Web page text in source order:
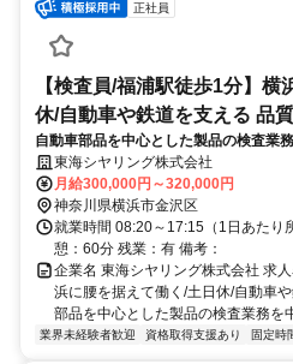
正社員
【検査員/福浦駅徒歩1分】横
休/自動車や鉄道を支える 品
製品)
自動車部品を中心とした製品の検査業
溶接加工を含む金属部品について、図
確認をする構造検査が主な業務です。
東海シヤリング株式会社
月給300,000円～320,000円
神奈川県横浜市金沢区
就業時間 08:20～17:15（1日あたり
憩：60分 残業：有 備考：
企業名 東海シヤリング株式会社 求
浜に腰を据えて働く/土日休/自動車
部品を中心とした製品の検査業務を
業界未経験者歓迎 資格取得支援あり 固定時